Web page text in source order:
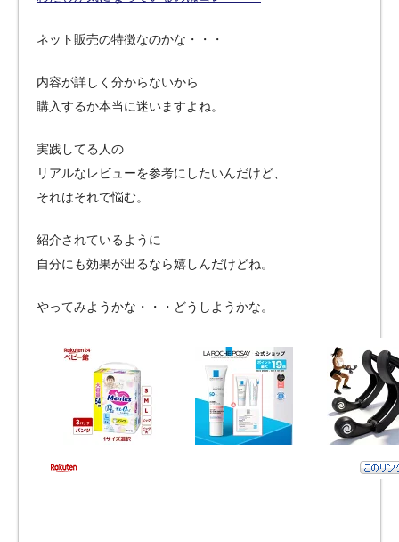
ネット販売の特徴なのかな・・・
内容が詳しく分からないから
購入するか本当に迷いますよね。
実践してる人の
リアルなレビューを参考にしたいんだけど、
それはそれで悩む。
紹介されているように
自分にも効果が出るなら嬉しんだけどね。
やってみようかな・・・どうしようかな。